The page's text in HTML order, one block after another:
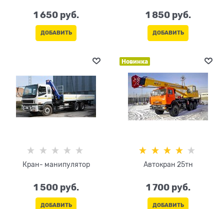
1 650 руб.
ДОБАВИТЬ
1 850 руб.
ДОБАВИТЬ
Кран- манипулятор
1 500 руб.
ДОБАВИТЬ
Новинка
Автокран 25тн
1 700 руб.
ДОБАВИТЬ